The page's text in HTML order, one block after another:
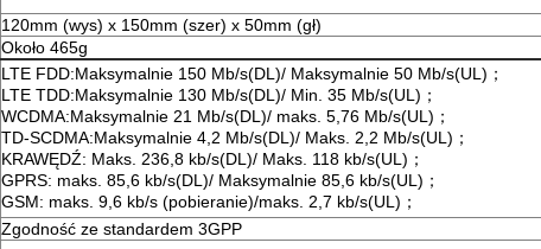
120mm (wys) x 150mm (szer) x 50mm (gł)
Około 465g
LTE FDD:Maksymalnie 150 Mb/s(DL )/ Maksymalnie 50 Mb/s(UL )；
LTE TDD:Maksymalnie 130 Mb/s(DL )/ Min. 35 Mb/s(UL )；
WCDMA:Maksymalnie 21 Mb/s(DL )/ maks. 5,76 Mb/s(UL )；
TD-SCDMA:Maksymalnie 4,2 Mb/s(DL )/ Maks. 2,2 Mb/s(UL )；
KRAWĘDŹ: Maks. 236,8 kb/s(DL )/ Maks. 118 kb/s(UL )；
GPRS: maks. 85,6 kb/s(DL )/ Maksymalnie 85,6 kb/s(UL )；
GSM: maks. 9,6 kb/s (pobieranie)/maks. 2,7 kb/s(UL )；
Zgodność ze standardem 3GPP